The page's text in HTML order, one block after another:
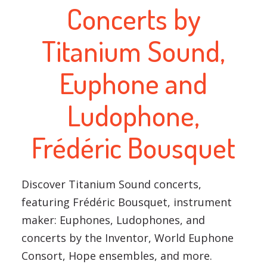
Concerts by
Titanium Sound,
Euphone and
Ludophone,
Frédéric Bousquet
Discover Titanium Sound concerts,
featuring Frédéric Bousquet, instrument
maker: Euphones, Ludophones, and
concerts by the Inventor, World Euphone
Consort, Hope ensembles, and more.